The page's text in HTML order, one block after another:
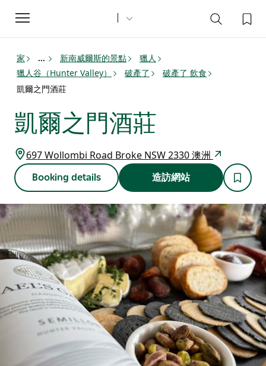
Toggle
navigation
家 ... 新南威爾斯的景點
獵人
獵人谷（Hunter Valley）
破產了
破產了 飲食
凱爾之門酒莊
凱爾之門酒莊
697 Wollombi Road Broke NSW 2330 澳洲
Booking details 造訪網站